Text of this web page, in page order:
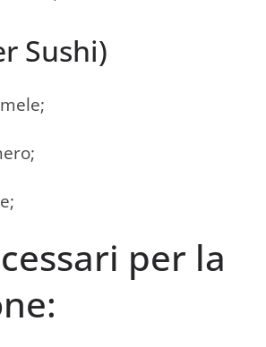
Sushi)
per la